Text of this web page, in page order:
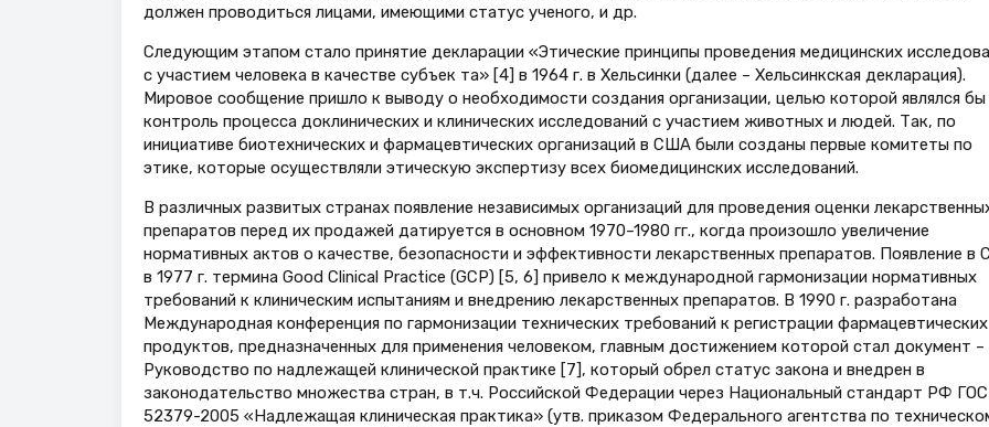
должен проводиться лицами, имеющими статус ученого, и др.
Следующим этапом стало принятие декларации «Этические принципы проведения медицинских
с участием человека в качестве субъек та» [4] в 1964 г. в Хельсинки (далее – Хельсинкская декларация).
Мировое сообщение пришло к выводу о необходимости создания организации, целью которой являлся бы
контроль процесса доклинических и клинических исследований с участием животных и людей. Так, по
инициативе биотехнических и фармацевтических организаций в США были созданы первые комитеты по
этике, которые осуществляли этическую экспертизу всех биомедицинских исследований.
В различных развитых странах появление независимых организаций для проведения оценки
препаратов перед их продажей датируется в основном 1970–1980 гг., когда произошло увеличение
нормативных актов о качестве, безопасности и эффективности лекарственных препаратов. Появление в
в 1977 г. термина Good Clinical Practice (GCP) [5, 6] привело к международной гармонизации нормативных
требований к клиническим испытаниям и внедрению лекарственных препаратов. В 1990 г. разработана
Международная конференция по гармонизации технических требований к регистрации фармацевтических
продуктов, предназначенных для применения человеком, главным достижением которой стал документ –
Руководство по надлежащей клинической практике [7], который обрел статус закона и внедрен в
законодательство множества стран, в т.ч. Российской Федерации через Национальный стандарт РФ
52379-2005 «Надлежащая клиническая практика» (утв. приказом Федерального агентства по